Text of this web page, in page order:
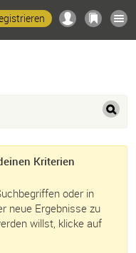
Kriterien
oder in
neue Ergebnisse zu
willst, klicke auf